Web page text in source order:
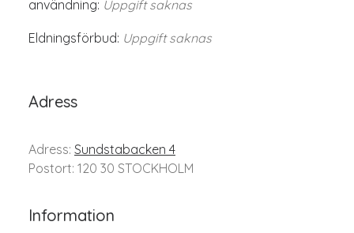
användning: Uppgift saknas
Eldningsförbud: Uppgift saknas
Adress
Adress: Sundstabacken 4
Postort: 120 30 STOCKHOLM
Information